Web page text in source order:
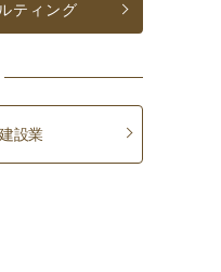
ティング
建設業